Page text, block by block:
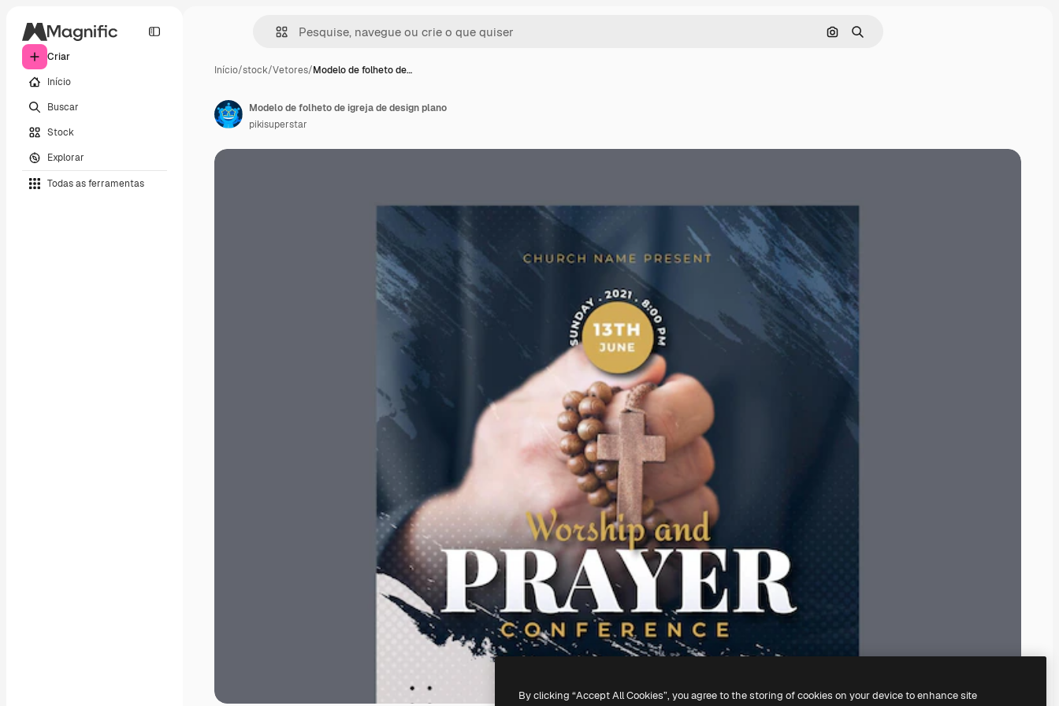
Criar
Início
Buscar
Stock
Explorar
Todas as ferramentas
Pesquisar por imagem
Buscar
Início/stock/Vetores/Modelo de folheto de…
Modelo de folheto de igreja de design plano
pikisuperstar
By clicking “Accept All Cookies”, you agree to the storing of cookies on your device to enhance site